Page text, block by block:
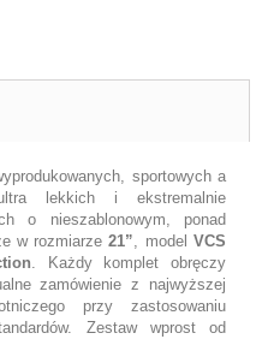
sportowych a
lekkich i ekstremalnie
o nieszablonowym, ponad
w rozmiarze21”, modelVCS
. Każdy komplet obręczy
zamówienie z najwyższej
przy zastosowaniu
Zestaw wprost od